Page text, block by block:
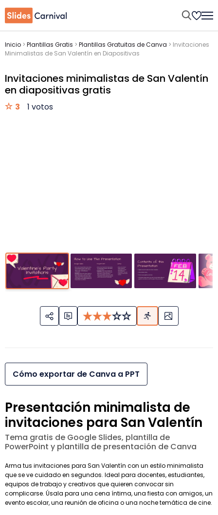
Inicio > Plantillas Gratis > Plantillas Gratuitas de Canva > Invitaciones
Minimalistas de San Valentín en Diapositivas
Invitaciones minimalistas de San Valentín
en diapositivas gratis
3 1 votos
Cómo exportar de Canva a PPT
Presentación minimalista de
invitaciones para San Valentín
Tema gratis de Google Slides, plantilla de
PowerPoint y plantilla de presentación de Canva
Arma tus invitaciones para San Valentín con un estilo minimalista
que se ve cuidado en segundos. Ideal para docentes, estudiantes,
equipos de trabajo y creativos que quieren convocar sin
complicarse. Úsala para una cena íntima, una fiesta con amigos, un
evento escolar, una reunión de oficina o una noche temática de cine.